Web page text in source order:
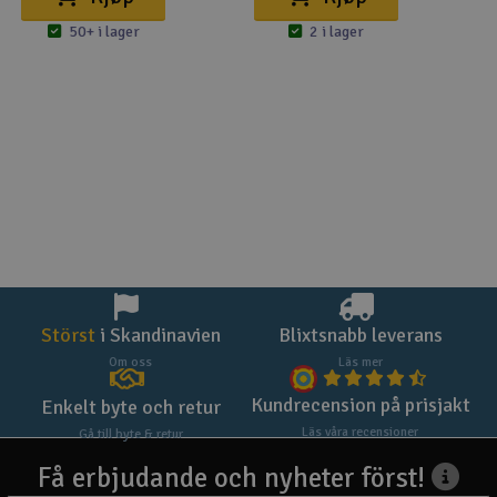
50+ i lager 2 i lager
Störst i Skandinavien
Om oss
Blixtsnabb leverans
Läs mer
Enkelt byte och retur
Gå till byte & retur
Kundrecension på prisjakt
Läs våra recensioner
Få erbjudande och nyheter först!